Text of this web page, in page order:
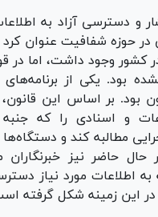
و دسترسی آزاد به
در حوزه شفافیت عنوان کرد
کشور وجود داشت، اما در
بود. یکی از
بود. بر اساس این قانون،
و اسنادی را که جنبه
مطالبه کند و
حاضر نیز خبرنگاران
به اطلاعات مورد نیاز
در این زمینه شکل گرفته